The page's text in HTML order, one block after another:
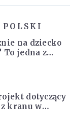
na dziecko
To jedna z
"Rozwój
dotyczący
kranu w